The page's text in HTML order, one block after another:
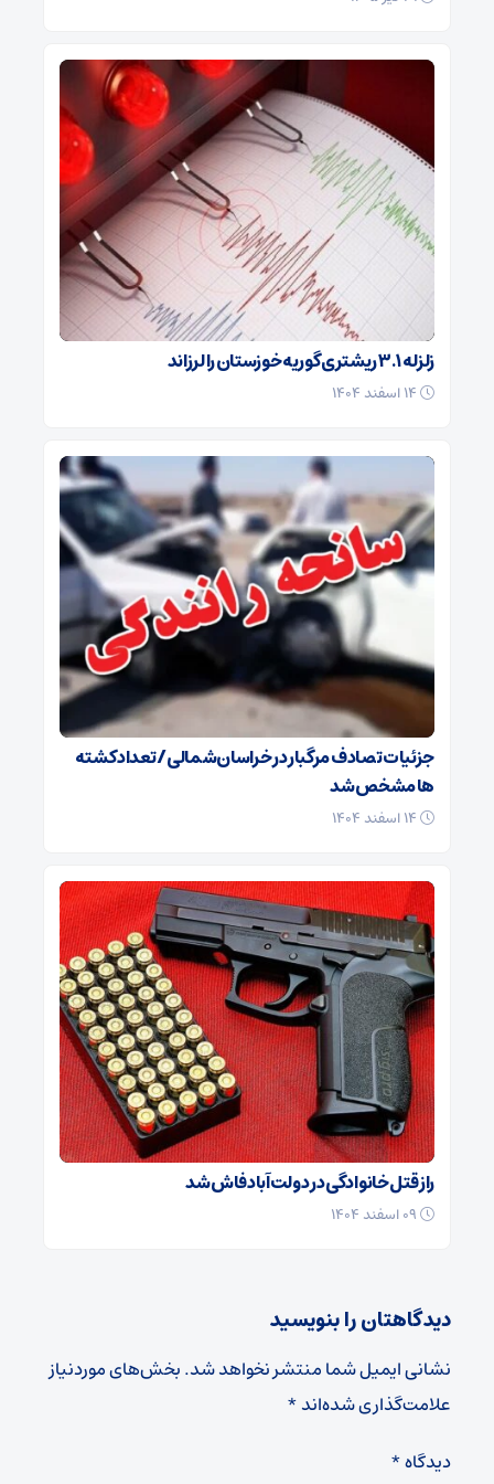
زلزله ۳.۱ ریشتری گوریه خوزستان را لرزاند
جزئیات تصادف مرگبار در خراسان‌شمالی/ تعداد کشته
ها مشخص شد
راز قتل خانوادگی در دولت‌آباد فاش شد
دیدگاهتان را بنویسید
نشانی ایمیل شما منتشر نخواهد شد.بخش‌های موردنیاز
علامت‌گذاری شده‌اند*
دیدگاه*